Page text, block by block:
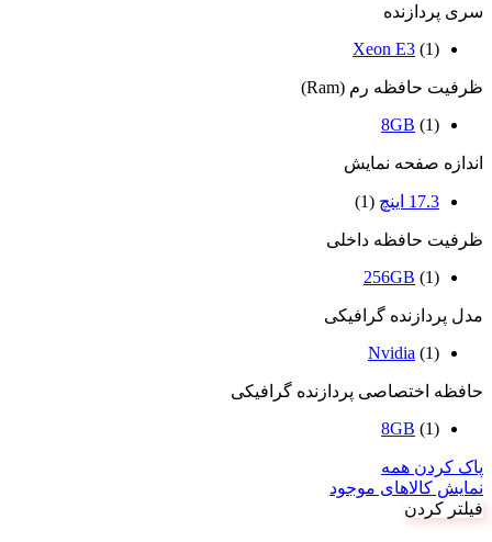
سری پردازنده
Xeon E3 (1)
ظرفیت حافظه رم (Ram)
8GB (1)
اندازه صفحه نمایش
17.3 اینچ (1)
ظرفیت حافظه داخلی
256GB (1)
مدل پردازنده گرافیکی
Nvidia (1)
حافظه اختصاصی پردازنده گرافیکی
8GB (1)
پاک کردن همه
نمایش کالاهای موجود
فیلتر کردن